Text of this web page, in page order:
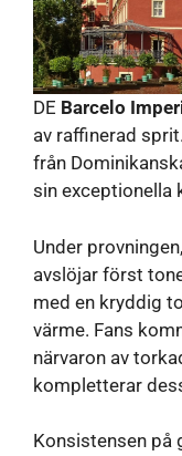
DE Barcelo
av raffinerad
från
sin exceptionella
Under
avslöjar först
med en kryddig
värme. Fans
närvaron av
kompletterar
Konsistensen på